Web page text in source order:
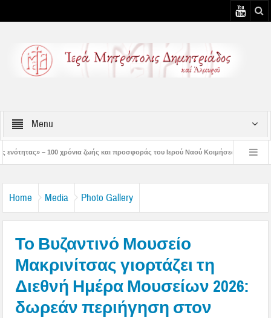
Menu
ζωής και προσφοράς του Ιερού Ναού Κοιμήσεως της Θεοτόκου Πτελεού
Home Media Photo Gallery
Το Βυζαντινό Μουσείο
Μακρινίτσας γιορτάζει τη
Διεθνή Ημέρα Μουσείων 2026:
δωρεάν περιήγηση στον